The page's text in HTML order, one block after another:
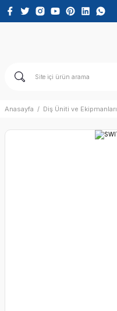
Anasayfa Diş Üniti ve Ekipmanları